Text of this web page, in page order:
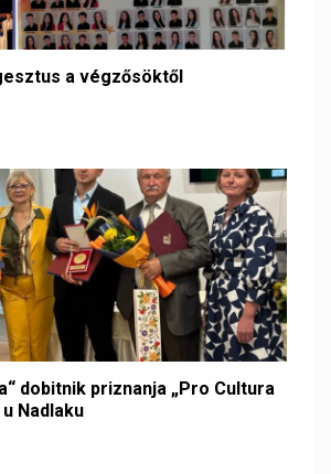
a végzősöktől
dobitnik priznanja „Pro Cultura
Nadlaku